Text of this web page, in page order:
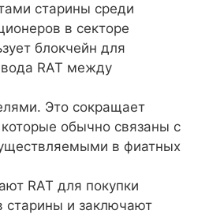
старины среди
в секторе
блокчейн для
RAT между
Это сокращает
обычно связаны с
в фиатных
RAT для покупки
старины и заключают